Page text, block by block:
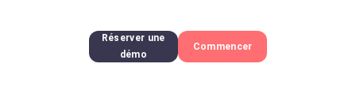
Réserver une
démo
Commencer